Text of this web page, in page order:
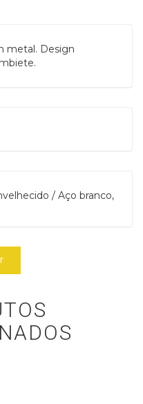
metal. Design
/ Aço branco,